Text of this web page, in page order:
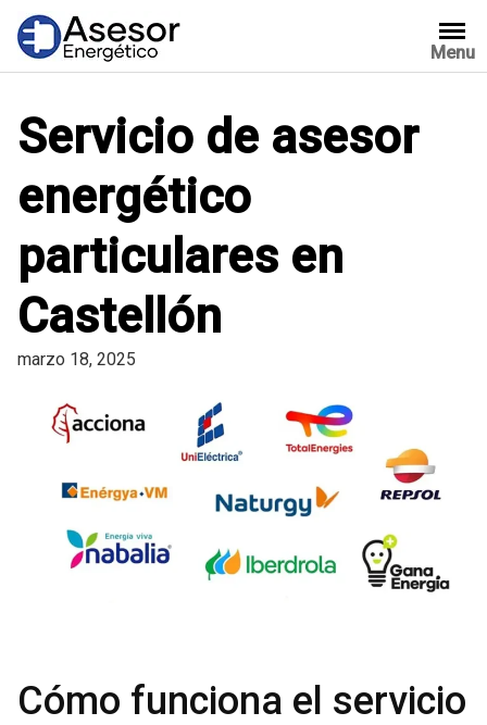
Saltar
contenido
Menu
Servicio de asesor
energético
particulares en
Castellón
marzo 18, 2025
Cómo funciona el servicio